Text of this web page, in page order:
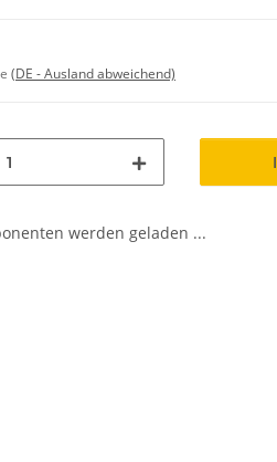
(DE - Ausland abweichend)
werden geladen ...